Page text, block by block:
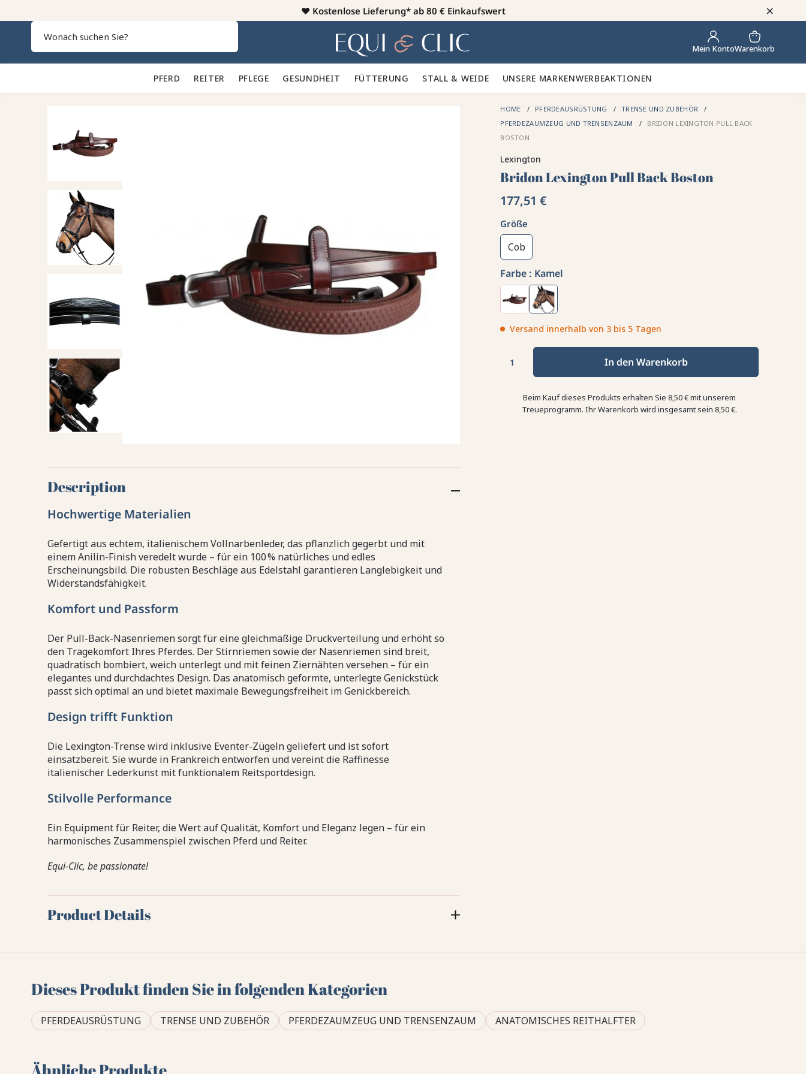
♥️ Kostenlose Lieferung* ab 80 € Einkaufswert ×
Heim Mein KontoWarenkorb
PFERD 🐎 REITER 👕 PFLEGE 🪮 GESUNDHEIT ✨ FÜTTERUNG 🥕 STALL & WEIDE 🍃 UNSERE MARKENWERBEAKTIONEN
HOME PFERDEAUSRÜSTUNG
TRENSE UND ZUBEHÖR
PFERDEZAUMZEUG UND TRENSENZAUM
BRIDON LEXINGTON PULL BACK
BOSTON
Lexington
Bridon Lexington Pull Back Boston
177,51 €
Größe
Cob
Farbe : Kamel
Versand innerhalb von 3 bis 5 Tagen
In den Warenkorb
Beim Kauf dieses Produkts erhalten Sie8,50 €mit unserem
Treueprogramm. Ihr Warenkorb wird insgesamt sein8,50 €.
Description
Hochwertige Materialien
Gefertigt aus echtem, italienischem Vollnarbenleder, das pflanzlich gegerbt und mit
einem Anilin-Finish veredelt wurde – für ein 100 % natürliches und edles
Erscheinungsbild. Die robusten Beschläge aus Edelstahl garantieren Langlebigkeit und
Widerstandsfähigkeit.
Komfort und Passform
Der Pull-Back-Nasenriemen sorgt für eine gleichmäßige Druckverteilung und erhöht so
den Tragekomfort Ihres Pferdes. Der Stirnriemen sowie der Nasenriemen sind breit,
quadratisch bombiert, weich unterlegt und mit feinen Ziernähten versehen – für ein
elegantes und durchdachtes Design. Das anatomisch geformte, unterlegte Genickstück
passt sich optimal an und bietet maximale Bewegungsfreiheit im Genickbereich.
Design trifft Funktion
Die Lexington-Trense wird inklusive Eventer-Zügeln geliefert und ist sofort
einsatzbereit. Sie wurde in Frankreich entworfen und vereint die Raffinesse
italienischer Lederkunst mit funktionalem Reitsportdesign.
Stilvolle Performance
Ein Equipment für Reiter, die Wert auf Qualität, Komfort und Eleganz legen – für ein
harmonisches Zusammenspiel zwischen Pferd und Reiter.
Equi-Clic, be passionate!
Product Details
Dieses Produkt finden Sie in folgenden Kategorien
PFERDEAUSRÜSTUNG TRENSE UND ZUBEHÖR PFERDEZAUMZEUG UND TRENSENZAUM ANATOMISCHES REITHALFTER